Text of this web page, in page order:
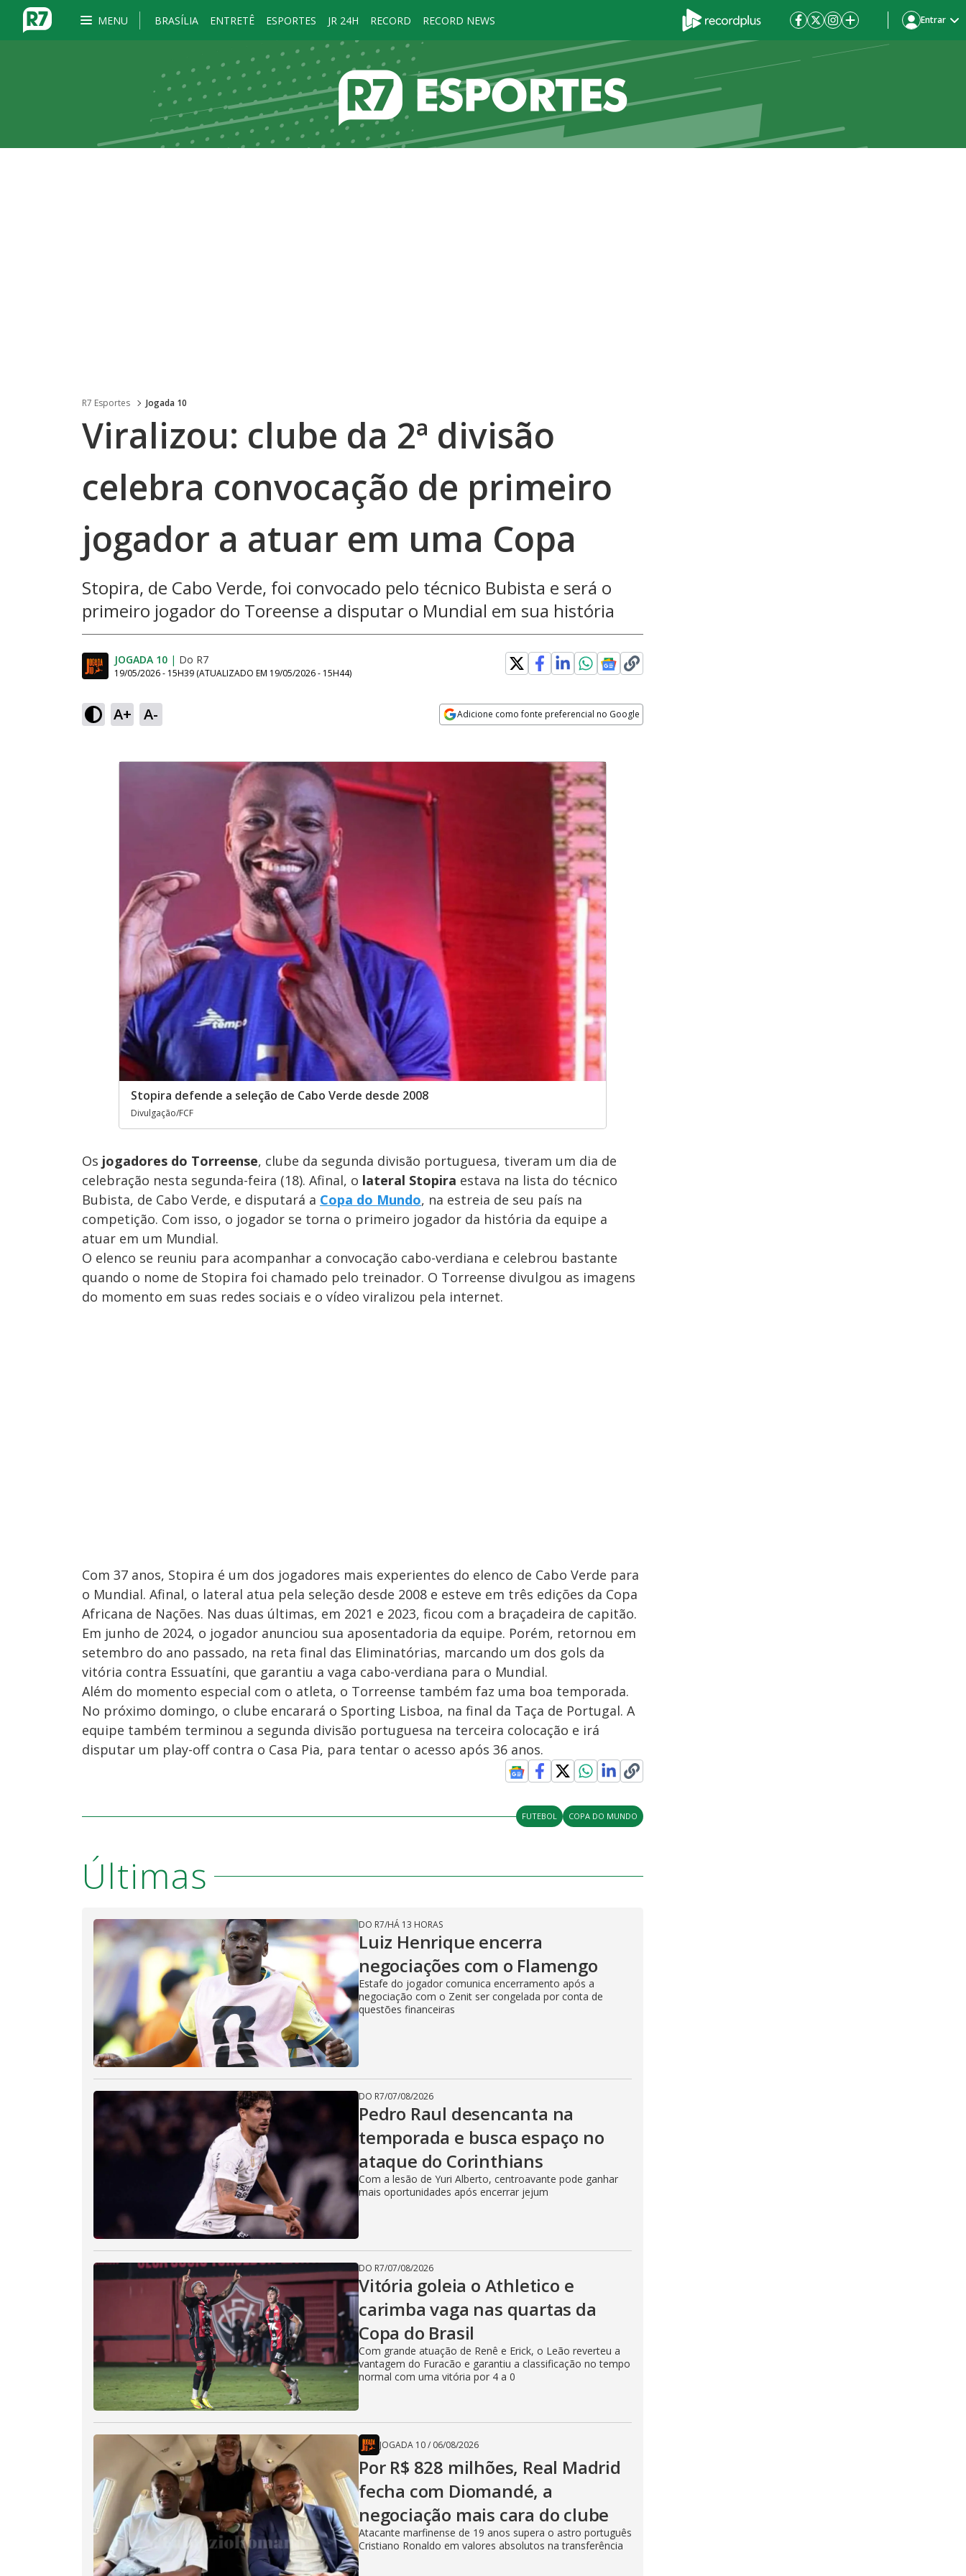
MENU BRASÍLIA ENTRETÊ ESPORTES JR 24H RECORD RECORD NEWS Entrar
R7 Esportes Jogada 10
Viralizou: clube da 2ª divisão
celebra convocação de primeiro
jogador a atuar em uma Copa
Stopira, de Cabo Verde, foi convocado pelo técnico Bubista e será o
primeiro jogador do Toreense a disputar o Mundial em sua história
JOGADA 10 | Do R7
19/05/2026 - 15H39 (ATUALIZADO EM 19/05/2026 - 15H44)
A+ A- Adicione como fonte preferencial no Google
Stopira defende a seleção de Cabo Verde desde 2008
Divulgação/FCF
Os jogadores do Torreense, clube da segunda divisão portuguesa, tiveram um dia de
celebração nesta segunda-feira (18). Afinal, o lateral Stopira estava na lista do técnico
Bubista, de Cabo Verde, e disputará a Copa do Mundo, na estreia de seu país na
competição. Com isso, o jogador se torna o primeiro jogador da história da equipe a
atuar em um Mundial.
O elenco se reuniu para acompanhar a convocação cabo-verdiana e celebrou bastante
quando o nome de Stopira foi chamado pelo treinador. O Torreense divulgou as imagens
do momento em suas redes sociais e o vídeo viralizou pela internet.
Com 37 anos, Stopira é um dos jogadores mais experientes do elenco de Cabo Verde para
o Mundial. Afinal, o lateral atua pela seleção desde 2008 e esteve em três edições da Copa
Africana de Nações. Nas duas últimas, em 2021 e 2023, ficou com a braçadeira de capitão.
Em junho de 2024, o jogador anunciou sua aposentadoria da equipe. Porém, retornou em
setembro do ano passado, na reta final das Eliminatórias, marcando um dos gols da
vitória contra Essuatíni, que garantiu a vaga cabo-verdiana para o Mundial.
Além do momento especial com o atleta, o Torreense também faz uma boa temporada.
No próximo domingo, o clube encarará o Sporting Lisboa, na final da Taça de Portugal. A
equipe também terminou a segunda divisão portuguesa na terceira colocação e irá
disputar um play-off contra o Casa Pia, para tentar o acesso após 36 anos.
FUTEBOL COPA DO MUNDO
Últimas
DO R7/HÁ 13 HORAS
Luiz Henrique encerra
negociações com o Flamengo
Estafe do jogador comunica encerramento após a
negociação com o Zenit ser congelada por conta de
questões financeiras
DO R7/07/08/2026
Pedro Raul desencanta na
temporada e busca espaço no
ataque do Corinthians
Com a lesão de Yuri Alberto, centroavante pode ganhar
mais oportunidades após encerrar jejum
DO R7/07/08/2026
Vitória goleia o Athletico e
carimba vaga nas quartas da
Copa do Brasil
Com grande atuação de Renê e Erick, o Leão reverteu a
vantagem do Furacão e garantiu a classificação no tempo
normal com uma vitória por 4 a 0
JOGADA 10/ 06/08/2026
Por R$ 828 milhões, Real Madrid
fecha com Diomandé, a
negociação mais cara do clube
Atacante marfinense de 19 anos supera o astro português
Cristiano Ronaldo em valores absolutos na transferência